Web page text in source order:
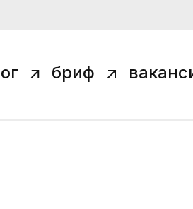
бриф